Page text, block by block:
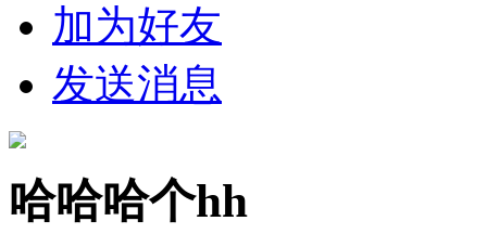
加为好友
发送消息
哈哈哈个hh